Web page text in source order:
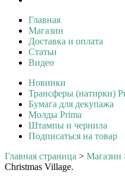
Главная
Магазин
Доставка и оплата
Статьи
Видео
Новинки
Трансферы (натирки)
Бумага для декупажа
Молды Prima
Штампы и чернила
Подписаться на товар
Главная страница > Магазин
Christmas Village.